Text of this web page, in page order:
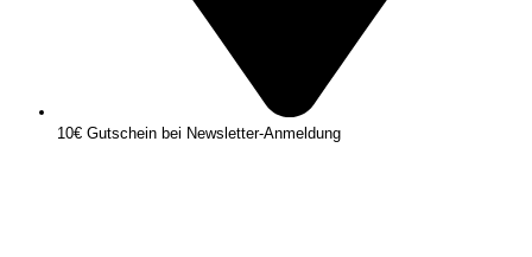
10€ Gutschein bei Newsletter-Anmeldung